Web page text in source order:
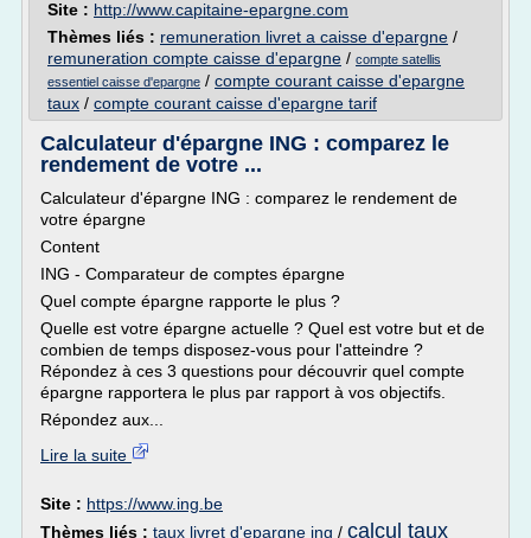
Site : http://www.capitaine-epargne.com
Thèmes liés : remuneration livret a caisse d'epargne /
remuneration compte caisse d'epargne / compte satellis
essentiel caisse d'epargne / compte courant caisse d'epargne
taux / compte courant caisse d'epargne tarif
Calculateur d'épargne ING : comparez le
rendement de votre ...
Calculateur d'épargne ING : comparez le rendement de
votre épargne
Content
ING - Comparateur de comptes épargne
Quel compte épargne rapporte le plus ?
Quelle est votre épargne actuelle ? Quel est votre but et de
combien de temps disposez-vous pour l'atteindre ?
Répondez à ces 3 questions pour découvrir quel compte
épargne rapportera le plus par rapport à vos objectifs.
Répondez aux...
Lire la suite
Site : https://www.ing.be
Thèmes liés : taux livret d'epargne ing / calcul taux